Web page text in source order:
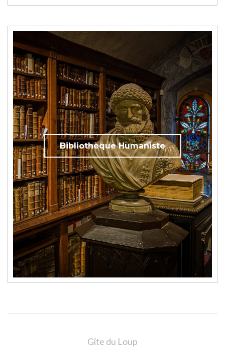
Bibliothèque Humaniste
Gîte du Loup